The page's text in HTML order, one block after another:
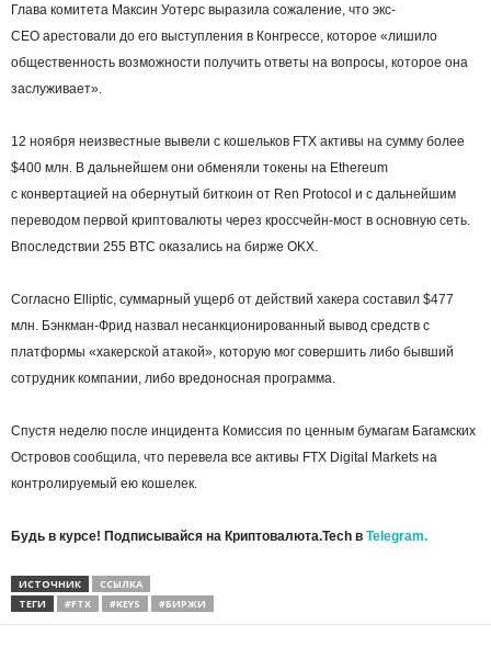
Глава комитета Максин Уотерс выразила сожаление, что экс-
CEO арестовали до его выступления в Конгрессе, которое «лишило
общественность возможности получить ответы на вопросы, которое она
заслуживает».
12 ноября неизвестные вывели с кошельков FTX активы на сумму более
$400 млн. В дальнейшем они обменяли токены на Ethereum
с конвертацией на обернутый биткоин от Ren Protocol и с дальнейшим
переводом первой криптовалюты через кроссчейн-мост в основную сеть.
Впоследствии 255 BTC оказались на бирже OKX.
Согласно Elliptic, суммарный ущерб от действий хакера составил $477
млн. Бэнкман-Фрид назвал несанкционированный вывод средств с
платформы «хакерской атакой», которую мог совершить либо бывший
сотрудник компании, либо вредоносная программа.
Спустя неделю после инцидента Комиссия по ценным бумагам Багамских
Островов сообщила, что перевела все активы FTX Digital Markets на
контролируемый ею кошелек.
Будь в курсе! Подписывайся на Криптовалюта.Tech в Telegram.
ИСТОЧНИК
ССЫЛКА
ТЕГИ
#FTX #KEYS #БИРЖИ